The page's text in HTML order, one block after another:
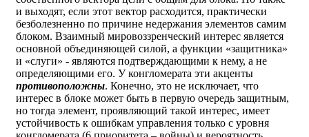
и выходят, если этот вектор расходится, практически
безболезненно по причине недержания элементов самим
блоком. Взаимный мировоззренческий интерес является
основной объединяющей силой, а функции «защитника»
и «слуги» - являются подтверждающими к нему, а не
определяющими его. У конгломерата эти акценты
противоположны. Конечно, это не исключает, что
интерес в блоке может быть в первую очередь защитным,
но тогда элемент, проявляющий такой интерес, имеет
устойчивость к ошибкам управления только с уровня